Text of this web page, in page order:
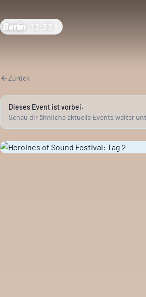
Berlin· 13:33
Zurück
Dieses Event ist vorbei.
Schau dir ähnliche aktuelle Events weiter